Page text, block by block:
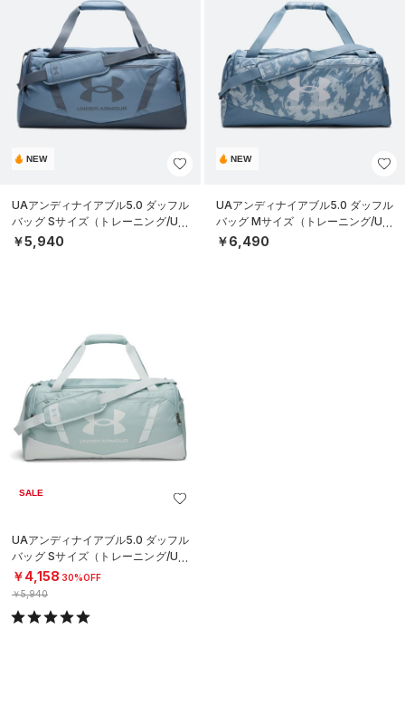
NEW
UAアンディナイアブル5.0 ダッフル
バッグ Sサイズ（トレーニング/UNI
SEX）
￥5,940
NEW
UAアンディナイアブル5.0 ダッフル
バッグ Mサイズ（トレーニング/UNI
SEX）
￥6,490
SALE
UAアンディナイアブル5.0 ダッフル
バッグ Sサイズ（トレーニング/UNI
SEX）
￥4,158 30%OFF
￥5,940